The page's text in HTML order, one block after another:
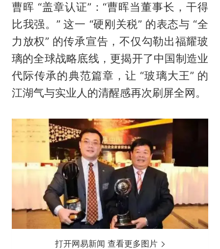
曹晖 “盖章认证”：“曹晖当董事长，干得
比我强。” 这一 “硬刚关税” 的表态与 “全
力放权” 的传承宣告，不仅勾勒出福耀玻
璃的全球战略底线，更揭开了中国制造业
代际传承的典范篇章，让 “玻璃大王” 的
江湖气与实业人的清醒感再次刷屏全网。
打开网易新闻 查看更多图片